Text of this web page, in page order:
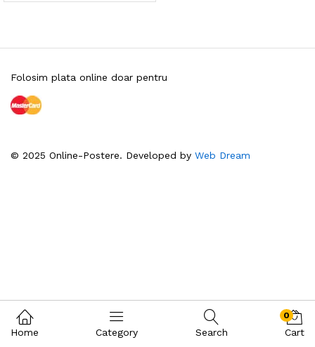
© 2025 Online-Postere. Developed by Web Dream
Folosim plata online doar pentru
Home Category Search
0
Cart